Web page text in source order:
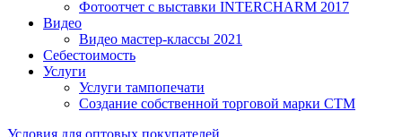
Фотоотчет с выставки INTERCHARM 2017
Видео
Видео мастер-классы 2021
Себестоимость
Услуги
Услуги тампопечати
Создание собственной торговой марки СТМ
Условия для оптовых покупателей